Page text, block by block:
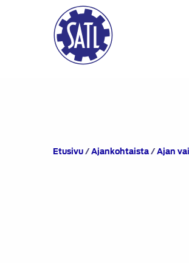
Etusivu/Ajankohtaista/Ajan